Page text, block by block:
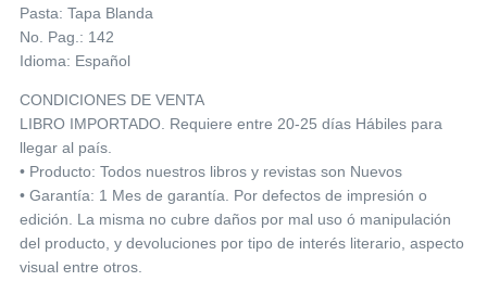
Pasta: Tapa Blanda
No. Pag.: 142
Idioma: Español
CONDICIONES DE VENTA
LIBRO IMPORTADO. Requiere entre 20-25 días Hábiles para
llegar al país.
• Producto: Todos nuestros libros y revistas son Nuevos
• Garantía: 1 Mes de garantía. Por defectos de impresión o
edición. La misma no cubre daños por mal uso ó manipulación
del producto, y devoluciones por tipo de interés literario, aspecto
visual entre otros.